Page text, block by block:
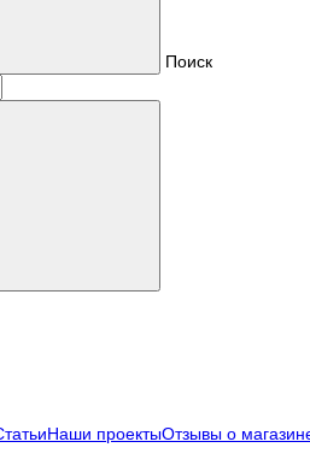
Поиск
Наши проектыОтзывы о